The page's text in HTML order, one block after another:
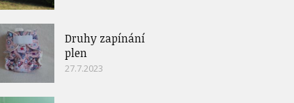
Druhy zapínání
plen
27.7.2023